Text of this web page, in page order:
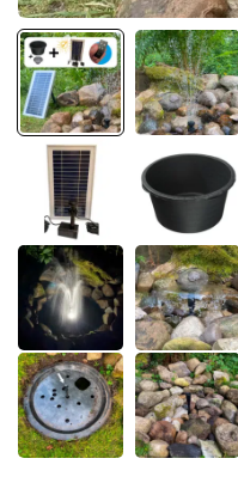
Kundeservice